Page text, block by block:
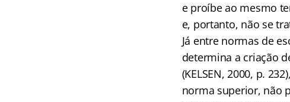
e proíbe ao mesmo
e, portanto, não se
Já entre normas de
determina a criação
(KELSEN, 2000, p.
norma superior, não